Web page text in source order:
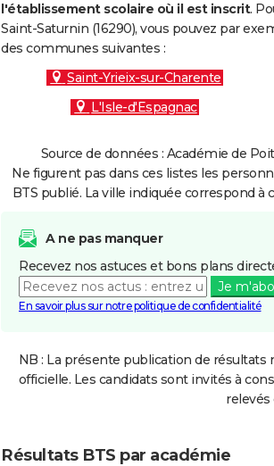
l'établissement scolaire où il est inscrit.
Saint-Saturnin (16290), vous pouvez par
des communes suivantes :
Saint-Yrieix-sur-Charente
L'Isle-d'Espagnac
Source de données : Académie de
Ne figurent pas dans ces listes les
BTS publié. La ville indiquée correspond
A ne pas manquer
Recevez nos astuces et bons plans
Je
En savoir plus sur notre politique de confidentialité
NB : La présente publication de
officielle. Les candidats sont invités à
relevés
Résultats BTS par académie